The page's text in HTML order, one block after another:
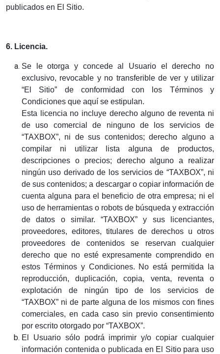
publicados en El Sitio.
6. Licencia.
Se le otorga y concede al Usuario el derecho no
exclusivo, revocable y no transferible de ver y utilizar
“El Sitio” de conformidad con los Términos y
Condiciones que aquí se estipulan.
Esta licencia no incluye derecho alguno de reventa ni
de uso comercial de ninguno de los servicios de
“TAXBOX”, ni de sus contenidos; derecho alguno a
compilar ni utilizar lista alguna de productos,
descripciones o precios; derecho alguno a realizar
ningún uso derivado de los servicios de “TAXBOX”, ni
de sus contenidos; a descargar o copiar información de
cuenta alguna para el beneficio de otra empresa; ni el
uso de herramientas o robots de búsqueda y extracción
de datos o similar. “TAXBOX” y sus licenciantes,
proveedores, editores, titulares de derechos u otros
proveedores de contenidos se reservan cualquier
derecho que no esté expresamente comprendido en
estos Términos y Condiciones. No está permitida la
reproducción, duplicación, copia, venta, reventa o
explotación de ningún tipo de los servicios de
“TAXBOX” ni de parte alguna de los mismos con fines
comerciales, en cada caso sin previo consentimiento
por escrito otorgado por “TAXBOX”.
El Usuario sólo podrá imprimir y/o copiar cualquier
información contenida o publicada en El Sitio para uso